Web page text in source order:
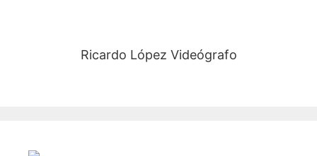
Ricardo López Videógrafo